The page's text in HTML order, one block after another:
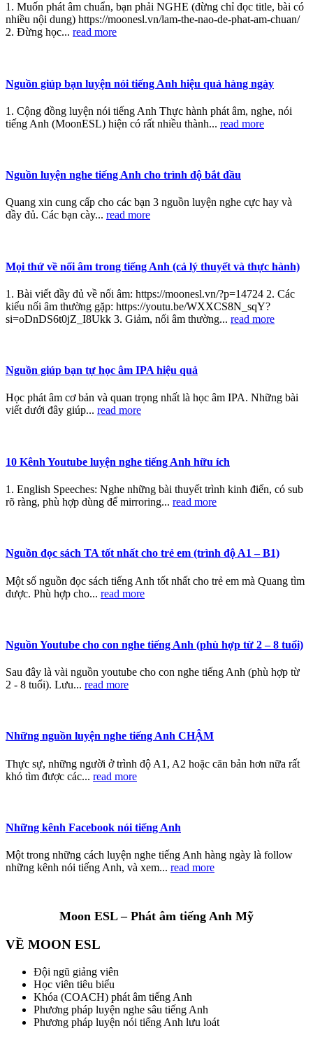
1. Muốn phát âm chuẩn, bạn phải NGHE (đừng chỉ đọc title, bài có
nhiều nội dung) https://moonesl.vn/lam-the-nao-de-phat-am-chuan/
2. Đừng học... read more
Nguồn giúp bạn luyện nói tiếng Anh hiệu quả hàng ngày
1. Cộng đồng luyện nói tiếng Anh Thực hành phát âm, nghe, nói
tiếng Anh (MoonESL) hiện có rất nhiều thành... read more
Nguồn luyện nghe tiếng Anh cho trình độ bắt đầu
Quang xin cung cấp cho các bạn 3 nguồn luyện nghe cực hay và
đầy đủ. Các bạn cày... read more
Mọi thứ về nối âm trong tiếng Anh (cả lý thuyết và thực hành)
1. Bài viết đầy đủ về nối âm: https://moonesl.vn/?p=14724 2. Các
kiểu nối âm thường gặp: https://youtu.be/WXXCS8N_sqY?
si=oDnDS6t0jZ_I8Ukk 3. Giảm, nối âm thường... read more
Nguồn giúp bạn tự học âm IPA hiệu quả
Học phát âm cơ bản và quan trọng nhất là học âm IPA. Những bài
viết dưới đây giúp... read more
10 Kênh Youtube luyện nghe tiếng Anh hữu ích
1. English Speeches: Nghe những bài thuyết trình kinh điển, có sub
rõ ràng, phù hợp dùng để mirroring... read more
Nguồn đọc sách TA tốt nhất cho trẻ em (trình độ A1 – B1)
Một số nguồn đọc sách tiếng Anh tốt nhất cho trẻ em mà Quang tìm
được. Phù hợp cho... read more
Nguồn Youtube cho con nghe tiếng Anh (phù hợp từ 2 – 8 tuổi)
Sau đây là vài nguồn youtube cho con nghe tiếng Anh (phù hợp từ
2 - 8 tuổi). Lưu... read more
Những nguồn luyện nghe tiếng Anh CHẬM
Thực sự, những người ở trình độ A1, A2 hoặc căn bản hơn nữa rất
khó tìm được các... read more
Những kênh Facebook nói tiếng Anh
Một trong những cách luyện nghe tiếng Anh hàng ngày là follow
những kênh nói tiếng Anh, và xem... read more
Moon ESL – Phát âm tiếng Anh Mỹ
VỀ MOON ESL
Đội ngũ giảng viên
Học viên tiêu biểu
Khóa (COACH) phát âm tiếng Anh
Phương pháp luyện nghe sâu tiếng Anh
Phương pháp luyện nói tiếng Anh lưu loát